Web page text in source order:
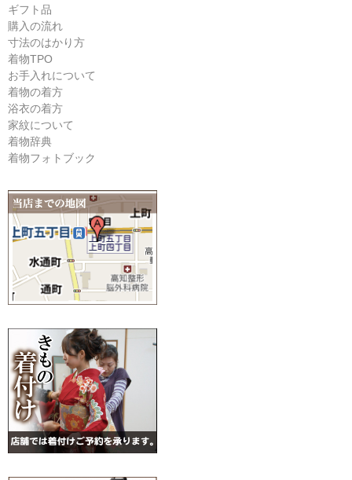
ギフト品
購入の流れ
寸法のはかり方
着物TPO
お手入れについて
着物の着方
浴衣の着方
家紋について
着物辞典
着物フォトブック